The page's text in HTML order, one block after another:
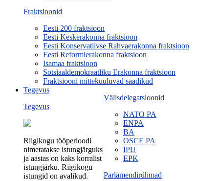
Fraktsioonid
Eesti 200 fraktsioon
Eesti Keskerakonna fraktsioon
Eesti Konservatiivse Rahvaerakonna fraktsioon
Eesti Reformierakonna fraktsioon
Isamaa fraktsioon
Sotsiaaldemokraatliku Erakonna fraktsioon
Fraktsiooni mittekuuluvad saadikud
Välisdelegatsioonid
NATO PA
ENPA
BA
OSCE PA
IPU
EPK
Parlamendirühmad
Tegevus
Tegevus
Riigikogu tööperioodi
nimetatakse istungjärguks
ja aastas on kaks korralist
istungjärku. Riigikogu
istungid on avalikud.